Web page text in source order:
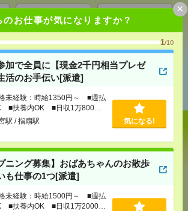
のお仕事が気になりますか？
1/10
加で全員に【現金2千円相当プレゼ
活のお手伝い[派遣]
未経験：時給1350円～ ■週払
■扶養内OK ■日収1万800円
駅 / 指扇駅 気になる!
ニング募集】おばあちゃんのお散歩
も仕事の1つ[派遣]
未経験：時給1500円～ ■週払
■扶養内OK ■日収1万2000円
×
ツイート ブックマーク
の閲覧履歴からの
おすすめ
遣]
験：時給1350円～ ■週払い
収1万800円以上
給
指扇駅